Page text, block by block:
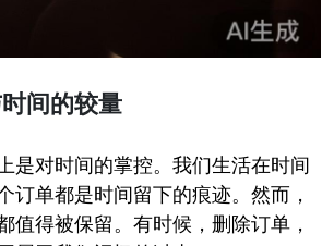
间的较量
是对时间的掌控。我们生活在时间
订单都是时间留下的痕迹。然而，
值得被保留。有时候，删除订单，